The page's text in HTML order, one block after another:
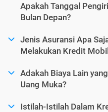
Apakah Tanggal
Bulan Depan?
Jenis Asuransi Apa
Melakukan Kredit
Adakah Biaya Lain
Uang Muka?
Istilah-Istilah Dalam